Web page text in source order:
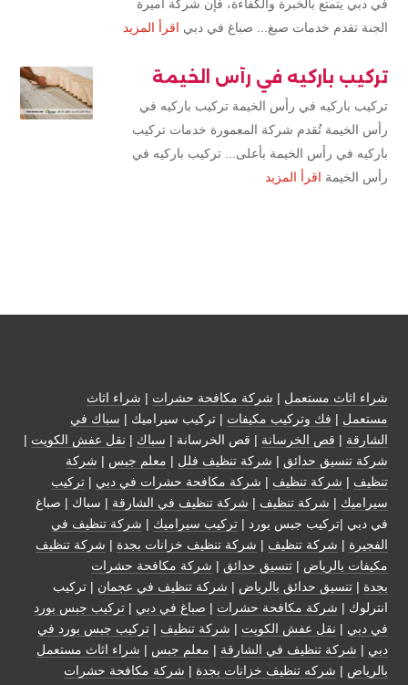
في دبي يتمتع بالخبرة والكفاءة، فإن شركة أميرة
الجنة تقدم خدمات صبغ... صباغ في دبي اقرأ المزيد
تركيب باركيه في رأس الخيمة
تركيب باركيه في رأس الخيمة تركيب باركيه في
رأس الخيمة تُقدم شركة المعمورة خدمات تركيب
باركيه في رأس الخيمة بأعلى... تركيب باركيه في
رأس الخيمة اقرأ المزيد
شراء اثاث مستعمل | شركة مكافحة حشرات | شراء اثاث
مستعمل | فك وتركيب مكيفات | تركيب سيراميك | سباك في
الشارقة | قص الخرسانة | قص الخرسانة | سباك | نقل عفش الكويت |
شركة تنسيق حدائق | شركة تنظيف فلل | معلم جبس | شركة
تنظيف | شركة تنظيف | شركة مكافحة حشرات في دبي | تركيب
سيراميك | شركة تنظيف | شركة تنظيف في الشارقة | سباك | صباغ
في دبي |تركيب جبس بورد | تركيب سيراميك | شركة تنظيف في
الفجيرة | شركة تنظيف | شركة تنظيف خزانات بجدة | شركة تنظيف
مكيفات بالرياض | تنسيق حدائق | شركة مكافحة حشرات
بجدة | تنسيق حدائق بالرياض | شركة تنظيف في عجمان | تركيب
انترلوك | شركة مكافحة حشرات | صباغ في دبي | تركيب جبس بورد
في دبي | نقل عفش الكويت | شركة تنظيف | تركيب جبس بورد في
دبي | شركة تنظيف في الشارقة | معلم جبس | شراء اثاث مستعمل
بالرياض | شركه تنظيف خزانات بجدة | شركة مكافحة حشرات